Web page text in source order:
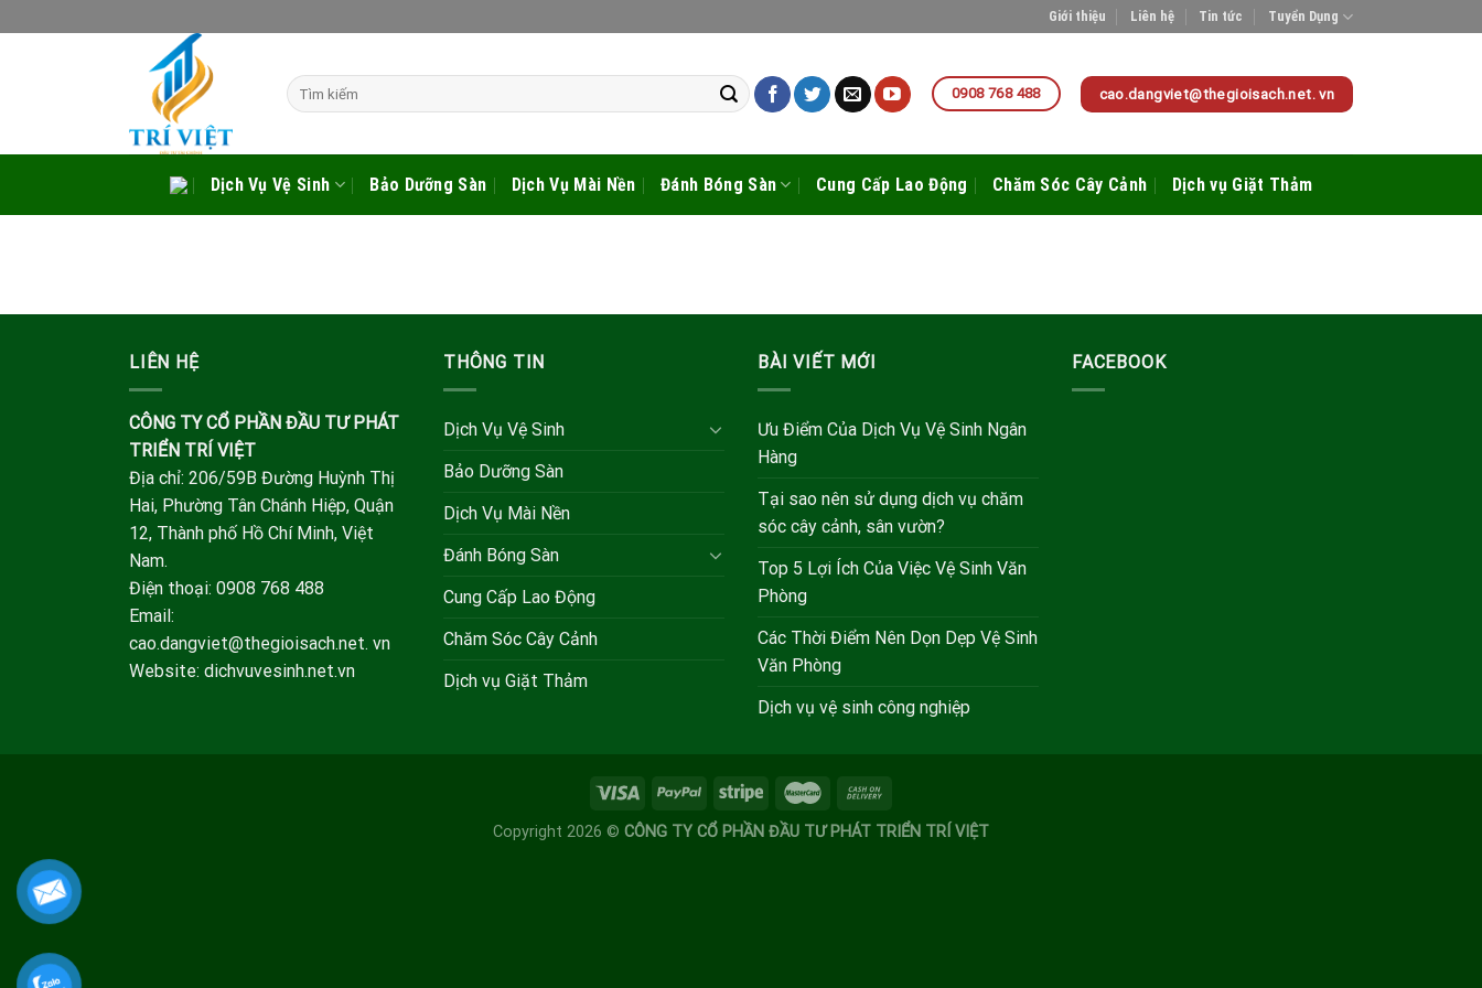
to
Giới thiệu Liên hệ Tin tức Tuyển Dụng
Tìm
kiếm:
0908 768 488 cao.dangviet@thegioisach.net. vn
Dịch Vụ Vệ Sinh Bảo Dưỡng Sàn Dịch Vụ Mài Nền Đánh Bóng Sàn Cung Cấp Lao Động Chăm Sóc Cây Cảnh Dịch vụ Giặt Thảm
LIÊN HỆ
CÔNG TY CỔ PHẦN ĐẦU TƯ PHÁT
TRIỂN TRÍ VIỆT
Địa chỉ: 206/59B Đường Huỳnh Thị
Hai, Phường Tân Chánh Hiệp, Quận
12, Thành phố Hồ Chí Minh, Việt
Nam.
Điện thoại: 0908 768 488
Email:
cao.dangviet@thegioisach.net. vn
Website: dichvuvesinh.net.vn
THÔNG TIN
Dịch Vụ Vệ Sinh
Bảo Dưỡng Sàn
Dịch Vụ Mài Nền
Đánh Bóng Sàn
Cung Cấp Lao Động
Chăm Sóc Cây Cảnh
Dịch vụ Giặt Thảm
BÀI VIẾT MỚI
Ưu Điểm Của Dịch Vụ Vệ Sinh Ngân
Hàng
Tại sao nên sử dụng dịch vụ chăm
sóc cây cảnh, sân vườn?
Top 5 Lợi Ích Của Việc Vệ Sinh Văn
Phòng
Các Thời Điểm Nên Dọn Dẹp Vệ Sinh
Văn Phòng
Dịch vụ vệ sinh công nghiệp
FACEBOOK
Copyright 2026 © CÔNG TY CỔ PHẦN ĐẦU TƯ PHÁT TRIỂN TRÍ VIỆT